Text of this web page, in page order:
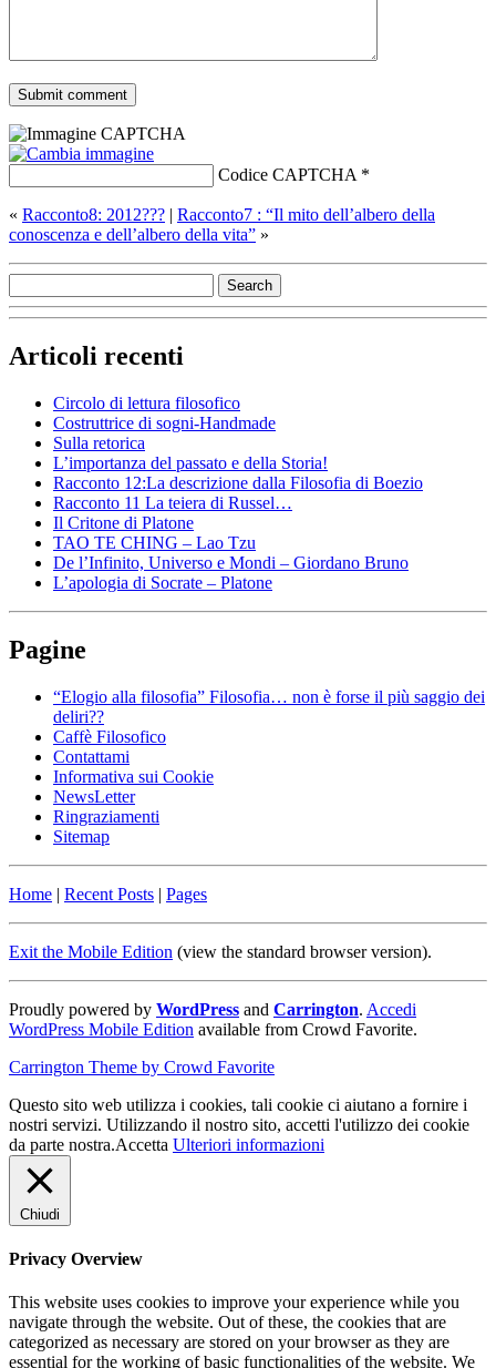
Codice CAPTCHA *
« Racconto8: 2012??? | Racconto7 : “Il mito dell’albero della
conoscenza e dell’albero della vita” »
Articoli recenti
Circolo di lettura filosofico
Costruttrice di sogni-Handmade
Sulla retorica
L’importanza del passato e della Storia!
Racconto 12:La descrizione dalla Filosofia di Boezio
Racconto 11 La teiera di Russel…
Il Critone di Platone
TAO TE CHING – Lao Tzu
De l’Infinito, Universo e Mondi – Giordano Bruno
L’apologia di Socrate – Platone
Pagine
“Elogio alla filosofia” Filosofia… non è forse il più saggio dei
deliri??
Caffè Filosofico
Contattami
Informativa sui Cookie
NewsLetter
Ringraziamenti
Sitemap
Home | Recent Posts | Pages
Exit the Mobile Edition (view the standard browser version).
Proudly powered by WordPress and Carrington. Accedi
WordPress Mobile Edition available from Crowd Favorite.
Carrington Theme by Crowd Favorite
Questo sito web utilizza i cookies, tali cookie ci aiutano a fornire i
nostri servizi. Utilizzando il nostro sito, accetti l'utilizzo dei cookie
da parte nostra.Accetta Ulteriori informazioni
Chiudi
Privacy Overview
This website uses cookies to improve your experience while you
navigate through the website. Out of these, the cookies that are
categorized as necessary are stored on your browser as they are
essential for the working of basic functionalities of the website. We